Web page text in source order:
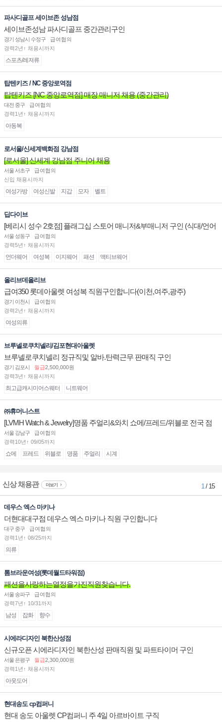
파사디골프 세이브존 성남점
세이브존성남 파사디골프 중간관리구인
경기 성남시 수정구
급여협의
경력2년↑ 채용시까지
스포츠/레져류
탑텐키즈 / NC 중앙로역점
탑텐키즈 [NC 중앙로역점] 매장 매니저 채용 (중간관리)
대전 중구
급여협의
경력1년↑ 채용시까지
아동복
로서울/신세계백화점 강남점
[로서울] 신세계 강남점 주니어 채용
서울 서초구
급여협의
신입 채용시까지
여성가방 여성신발 지갑 모자 벨트
딥다이브
[베리시 성수 2호점] 플래그십 스토어 매니저&부매니저 구인 (식대/언어
수당 지급)
서울 성동구
급여협의
경력5년↑ 채용시까지
언더웨어 여성복 이지웨어 패션 액티브웨어
올리브데올리브
급여350 롯데아울렛 여성복 직원구인합니다(이천,여주,광주)
경기 이천시
급여협의
경력2년↑ 채용시까지
여성의류
브루넬로쿠치넬리/김포현대아울렛
브루넬로쿠치넬리 정규직및 알바.탄력근무 판매직 구인
경기 김포시 월급2,500,000원
경력3년↑ 채용시까지
최고급캐시미어스웨터 니트웨어
㈜휴머니스트
[LVMH Watch & Jewelry]명품 주얼리&와치 쇼메/프레드/위블로 전국 점
장/부점장/판매사원 채용
서울 강남구
급여협의
경력10년↑ 09/05까지
쇼메 프레드 위블로 명품 주얼리 시계
신상 채용관 더보기 1/ 15
데우스 엑스 마키나
더현대대구점 데우스 엑스 마키나 직원 구인합니다
대구 중구
급여협의
경력1년↑ 08/25까지
의류
톰브라운여성(롯데월드타워점)
패션을사랑하는열정을가진직원찾습니다.
서울 송파구
급여협의
경력7년↑ 10/31까지
남성 잡화 향수
시에라디자인 북한산성점
신규오픈 시에라디자인 북한산성 판매직원 및 파트타이머 구인
서울 은평구 월급2,300,000원
경력1년↑ 채용시까지
아웃도어
현대송도 cp컴퍼니
현대 송도 아울렛 CP컴퍼니 주 4일 아르바이트 구직